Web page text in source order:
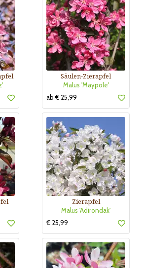
Säulen-Zierapfel
Malus 'Maypole'
ab € 25,99
Zierapfel
Malus 'Adirondak'
€ 25,99